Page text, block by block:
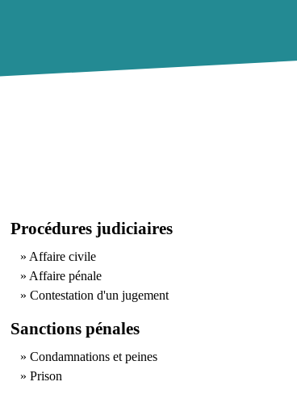
Procédures judiciaires
Affaire civile
Affaire pénale
Contestation d'un jugement
Sanctions pénales
Condamnations et peines
Prison